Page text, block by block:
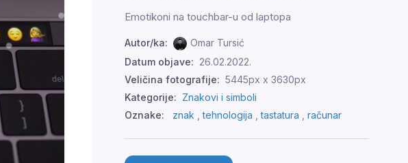
Emotikoni na touchbar-u od laptopa
Autor/ka:
Omar Tursić
Datum objave: 26.02.2022.
Veličina fotografije: 5445px x 3630px
Kategorije: Znakovi i simboli
Oznake:
znak ,tehnologija ,tastatura , računar